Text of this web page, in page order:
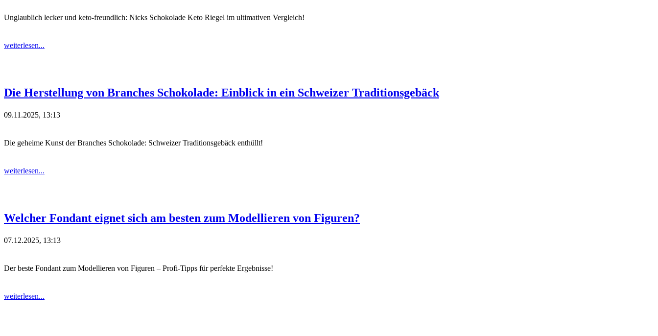
Unglaublich lecker und keto-freundlich: Nicks Schokolade Keto Riegel im ultimativen Vergleich!
weiterlesen...
Die Herstellung von Branches Schokolade: Einblick in ein Schweizer Traditionsgebäck
09.11.2025, 13:13
Die geheime Kunst der Branches Schokolade: Schweizer Traditionsgebäck enthüllt!
weiterlesen...
Welcher Fondant eignet sich am besten zum Modellieren von Figuren?
07.12.2025, 13:13
Der beste Fondant zum Modellieren von Figuren – Profi-Tipps für perfekte Ergebnisse!
weiterlesen...